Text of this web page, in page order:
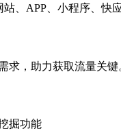
、APP、小程序、快
求，助力获取流量关键
掘功能